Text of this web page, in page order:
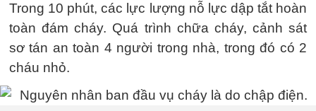
Trong 10 phút, các lực lượng nỗ lực dập tắt hoàn
toàn đám cháy. Quá trình chữa cháy, cảnh sát
sơ tán an toàn 4 người trong nhà, trong đó có 2
cháu nhỏ.